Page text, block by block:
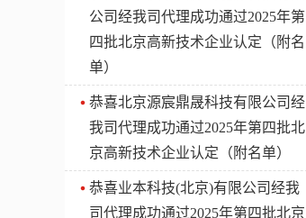
公司经我司代理成功通过2025年第
四批北京高新技术企业认定（附名
单）
​恭喜北京源宸鼎晟科技有限公司经
我司代理成功通过2025年第四批北
京高新技术企业认定（附名单）
​恭喜业本科技(北京)有限公司经我
司代理成功通过2025年第四批北京